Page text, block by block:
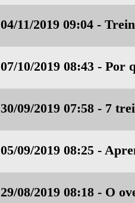
04/11/2019 09:04 -
07/10/2019 08:43 - Por
30/09/2019 07:58 - 7
05/09/2019 08:25 -
29/08/2019 08:18 - O